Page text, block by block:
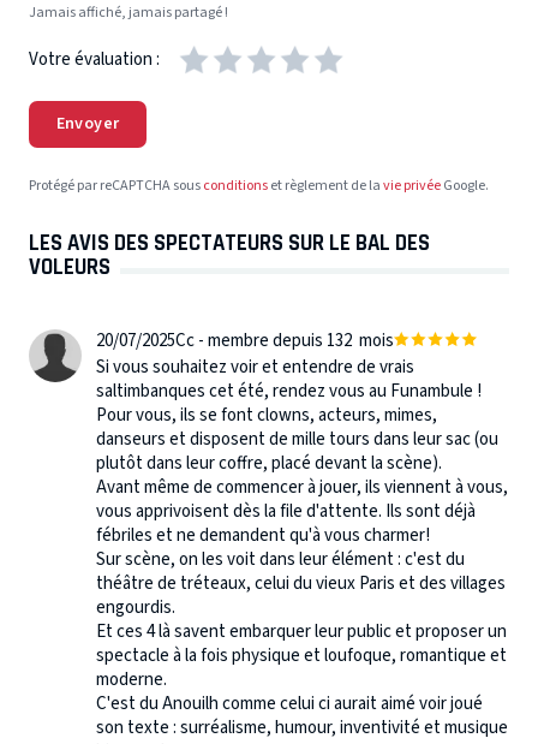
Jamais affiché, jamais partagé !
Votre évaluation :
Envoyer
Protégé par reCAPTCHA sousconditionset règlement de lavie privéeGoogle.
LES AVIS DES SPECTATEURS SUR LE BAL DES
VOLEURS
20/07/2025Cc - membre depuis 132 mois
Si vous souhaitez voir et entendre de vrais
saltimbanques cet été, rendez vous au Funambule !
Pour vous, ils se font clowns, acteurs, mimes,
danseurs et disposent de mille tours dans leur sac (ou
plutôt dans leur coffre, placé devant la scène).
Avant même de commencer à jouer, ils viennent à vous,
vous apprivoisent dès la file d'attente. Ils sont déjà
fébriles et ne demandent qu'à vous charmer!
Sur scène, on les voit dans leur élément : c'est du
théâtre de tréteaux, celui du vieux Paris et des villages
engourdis.
Et ces 4 là savent embarquer leur public et proposer un
spectacle à la fois physique et loufoque, romantique et
moderne.
C'est du Anouilh comme celui ci aurait aimé voir joué
son texte : surréalisme, humour, inventivité et musique